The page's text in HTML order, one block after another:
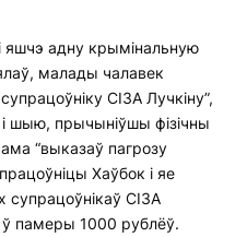
яшчэ адну крымінальную
малады чалавек
СІЗА Лучкіну”,
і шыю, прычыніўшы фізічны
“выказаў пагрозу
Хаўбок і яе
супрацоўнікаў СІЗА
памеры 1000 рублёў.